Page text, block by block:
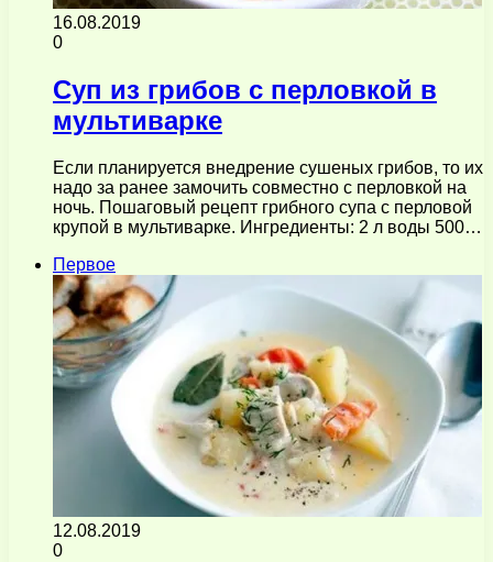
16.08.2019
0
Суп из грибов с перловкой в
мультиварке
Если планируется внедрение сушеных грибов, то их
надо за ранее замочить совместно с перловкой на
ночь. Пошаговый рецепт грибного супа с перловой
крупой в мультиварке. Ингредиенты: 2 л воды 500…
Первое
12.08.2019
0